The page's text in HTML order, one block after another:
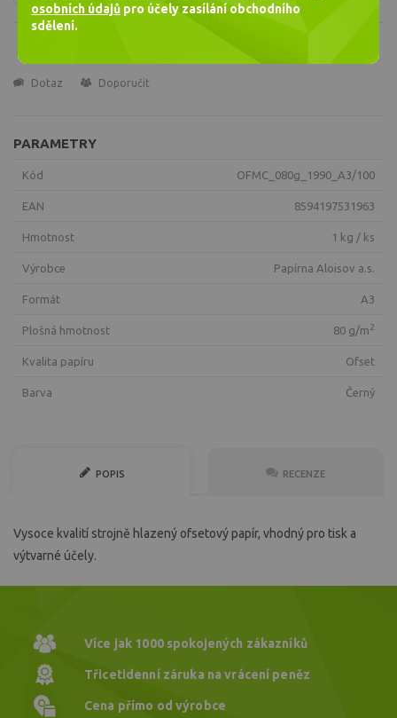
Dotaz Doporučit
PARAMETRY
Kód OFMC_080g_1990_A3/100
EAN 8594197531963
Hmotnost 1 kg / ks
Výrobce Papírna Aloisov a.s.
Formát A3
Plošná hmotnost 80 g/m2
Kvalita papíru ofset
Barva černý
POPIS RECENZE
Vysoce kvalití strojně hlazený ofsetový papír, vhodný pro tisk a
výtvarné účely.
Více jak 1000spokojených zákazníků
Třicetidenní záruka na vrácení peněz
Cena přímo od výrobce
osobních údajů pro účely zasílání obchodního
sdělení.